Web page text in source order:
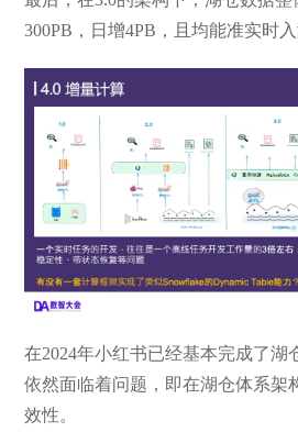
300PB，日增4PB，且均能准实时入
在2024年小红书已经基本完成了湖
依然面临着问题，即在湖仓体系架
效性。